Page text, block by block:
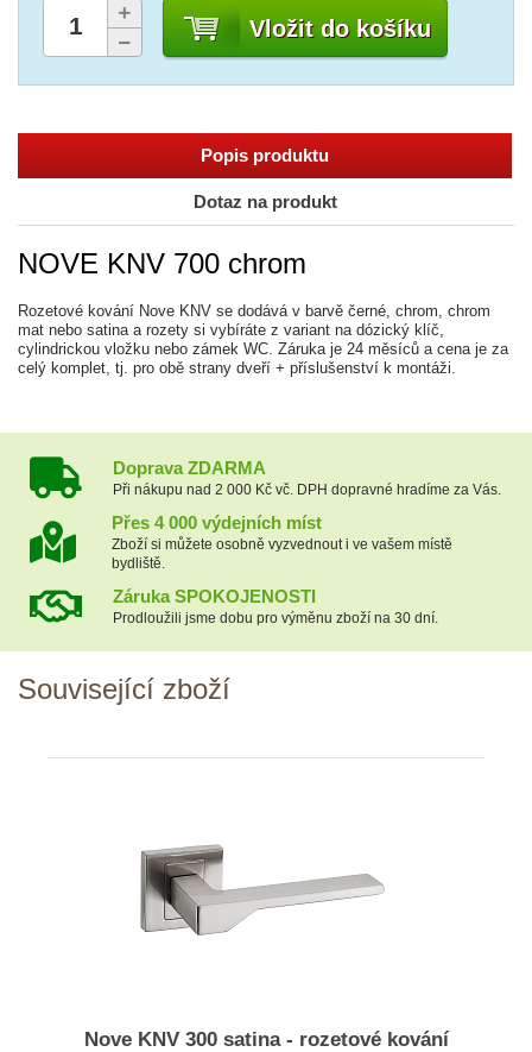
Vložit do košíku
Popis produktu
Dotaz na produkt
NOVE KNV 700 chrom
Rozetové kování Nove KNV se dodává v barvě černé, chrom, chrom
mat nebo satina a rozety si vybíráte z variant na dózický klíč,
cylindrickou vložku nebo zámek WC. Záruka je 24 měsíců a cena je za
celý komplet, tj. pro obě strany dveří + příslušenství k montáži.
Doprava ZDARMA
Při nákupu nad 2 000 Kč vč. DPH dopravné hradíme za Vás.
Přes 4 000 výdejních míst
Zboží si můžete osobně vyzvednout i ve vašem místě
bydliště.
Záruka SPOKOJENOSTI
Prodloužili jsme dobu pro výměnu zboží na 30 dní.
Související zboží
Nove KNV 300 satina - rozetové kování